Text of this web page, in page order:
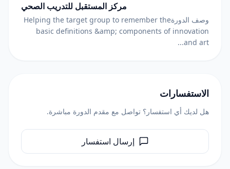
مركز المستقبل للتدريب الصحي
وصف الدورةHelping the target group to remember the
basic definitions &amp; components of innovation
and art...
الاستفسارات
هل لديك أي استفسار؟ تواصل مع مقدم الدورة مباشرة.
إرسال استفسار